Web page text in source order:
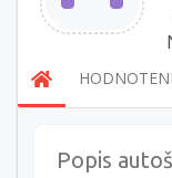
Popis